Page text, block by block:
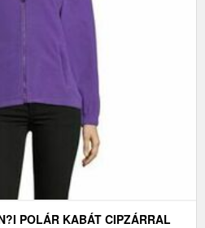
POLÁR KABÁT CIPZÁRRAL